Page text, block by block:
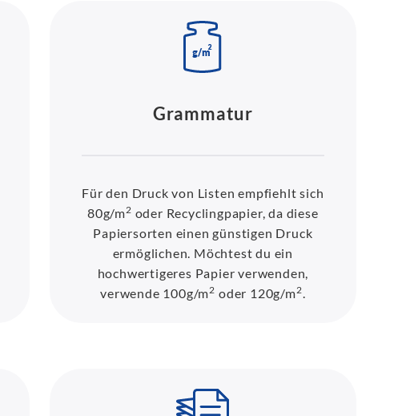
Grammatur
Für den Druck von Listen empfiehlt sich
80g/m2 oder Recyclingpapier, da diese
Papiersorten einen günstigen Druck
ermöglichen. Möchtest du ein
hochwertigeres Papier verwenden,
verwende 100g/m2 oder 120g/m2.